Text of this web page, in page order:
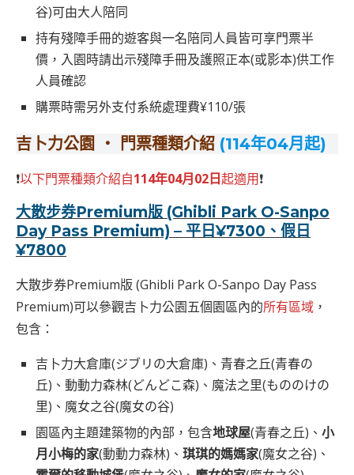
谷)可由大人陪同
持有殘障手冊的遊客與一名陪同人員皆可享門票半
價，入園時請出示殘障手冊及護照正本(或影本)供工作
人員確認
購票時需另外支付系統處理費¥110/張
吉卜力公園 ‧ 門票種類介紹 (114年04月起)
❗以下門票種類介紹自114年04月02日起適用❗
大散步券Premium版 (Ghibli Park O-Sanpo
Day Pass Premium) – 平日¥7300、假日
¥7800
大散步券Premium版 (Ghibli Park O-Sanpo Day Pass
Premium)可以參觀吉卜力公園五個園區內的所有區域 ，
包含：
吉卜力大倉庫(ジブリの大倉庫)、青春之丘(青春の
丘)、動動力森林(どんどこ森)、魔法之里(もののけの
里)、魔女之谷(魔女の谷)
園區內主題建築物的內部，包含地球屋(青春之丘)、 小
月小梅的家(動動力森林)、 琪琪的媽媽家(魔女之谷)、